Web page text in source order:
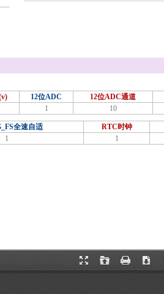
12位ADC 12位ADC通道
1 10
全速自适 RTC时钟
1 1